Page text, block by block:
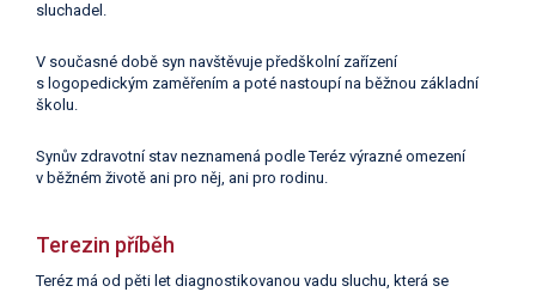
sluchadel.
V současné době syn navštěvuje předškolní zařízení
s logopedickým zaměřením a poté nastoupí na běžnou základní
školu.
Synův zdravotní stav neznamená podle Teréz výrazné omezení
v běžném životě ani pro něj, ani pro rodinu.
Terezin příběh
Teréz má od pěti let diagnostikovanou vadu sluchu, která se